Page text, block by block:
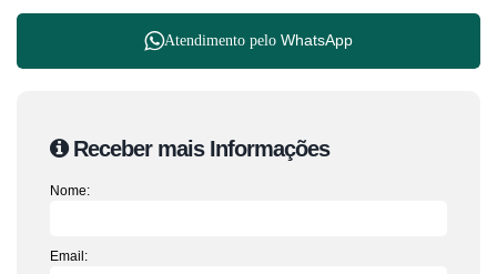
Atendimento pelo WhatsApp
Receber mais Informações
Nome:
Email: